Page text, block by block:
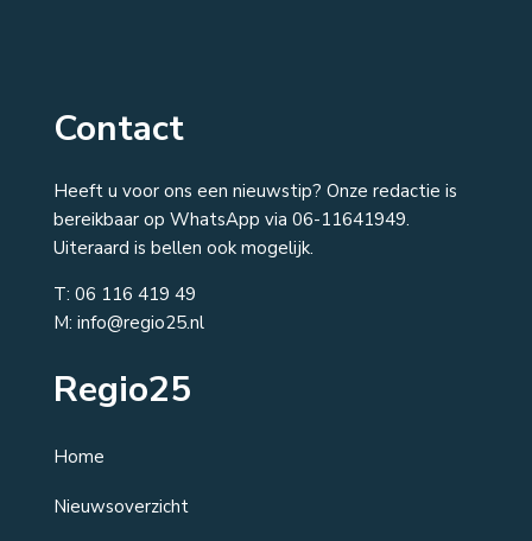
Contact
Heeft u voor ons een nieuwstip? Onze redactie is
bereikbaar op WhatsApp via 06-11641949.
Uiteraard is bellen ook mogelijk.
T: 06 116 419 49
M: info@regio25.nl
Regio25
Home
Nieuwsoverzicht